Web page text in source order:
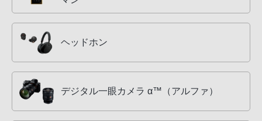
ヘッドホン
デジタル一眼カメラ α™（アルファ）